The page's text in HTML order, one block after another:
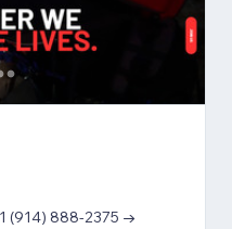
(914) 888-2375 →